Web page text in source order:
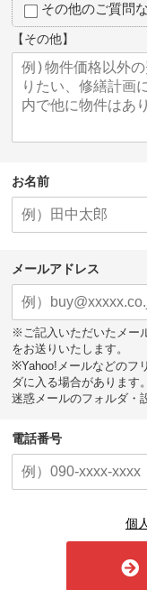
その他のご質問
【その他】
お名前
メールアドレス
※ご記入いただいたメー
をお送りいたします。
※Yahoo!メールなどのフ
ダに入る場合があります。
迷惑メールのフォルダ・
電話番号
個